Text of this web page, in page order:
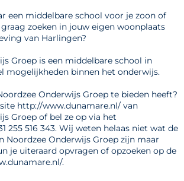
een middelbare school voor je zoon of
zoeken in jouw eigen woonplaats
van Harlingen?
Groep is een middelbare school in
mogelijkheden binnen het onderwijs.
Onderwijs Groep te bieden heeft?
http://www.dunamare.nl/ van
Groep of bel ze op via het
255 516 343. Wij weten helaas niet wat de
Noordzee Onderwijs Groep zijn maar
je uiteraard opvragen of opzoeken op de
.